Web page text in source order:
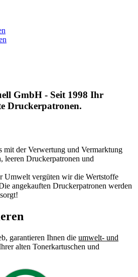
GmbH - Seit 1998 Ihr
Druckerpatronen.
mit der Verwertung und Vermarktung
leeren Druckerpatronen und
Umwelt vergüten wir die Wertstoffe
angekauften Druckerpatronen werden
garantieren Ihnen die umwelt- und
alten Tonerkartuschen und